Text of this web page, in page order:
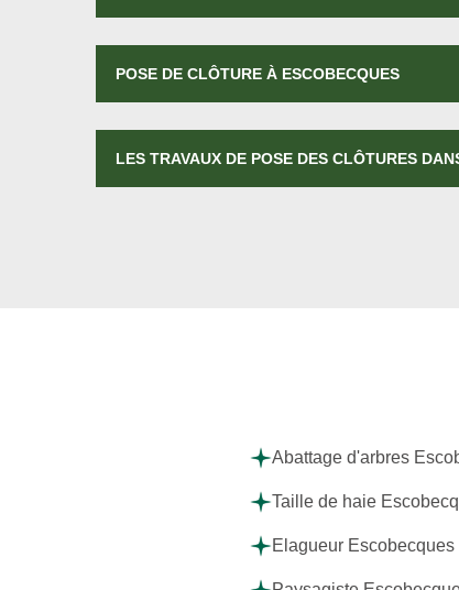
POSE DE CLÔTURE À ESCOBECQUES
LES TRAVAUX DE POSE DES CLÔTURES
Abattage d'arbres
Taille de haie
Elagueur Escobecques